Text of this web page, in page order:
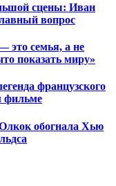
сцены: Иван
вопрос
это семья, а не
показать миру»
французского
фильме
обогнала Хью